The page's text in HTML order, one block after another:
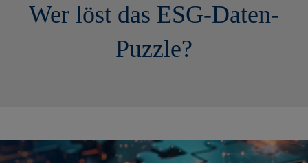
Wer löst das ESG-Daten-
Puzzle?